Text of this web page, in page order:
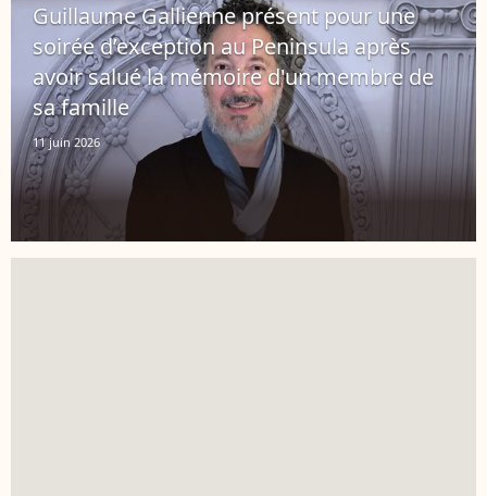
Guillaume Gallienne présent pour une
soirée d’exception au Peninsula après
avoir salué la mémoire d'un membre de
sa famille
11 juin 2026